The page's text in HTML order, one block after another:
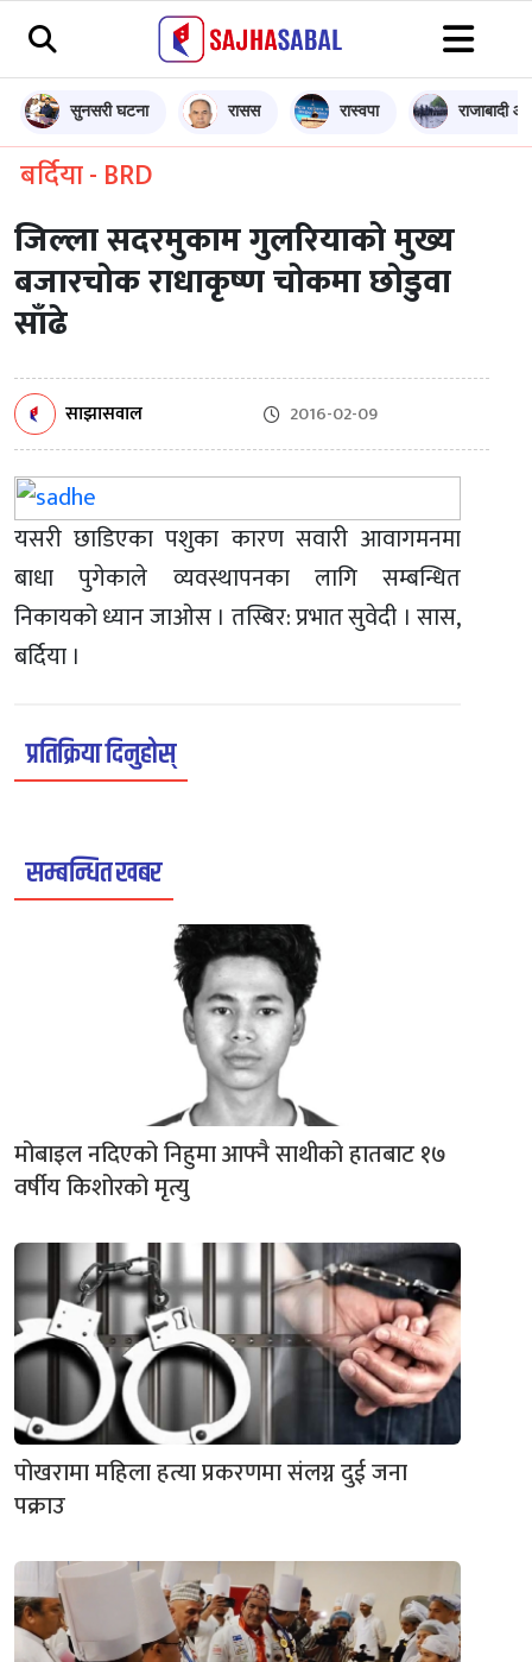
सुनसरी घटना रासस रास्वपा राजाबादी
बर्दिया - BRD
जिल्ला सदरमुकाम गुलरियाको मुख्य
बजारचोक राधाकृष्ण चोकमा छोडुवा
साँढे
साझासवाल 2016-02-09
यसरी छाडिएका पशुका कारण सवारी आवागमनमा
बाधा पुगेकाले व्यवस्थापनका लागि सम्बन्धित
निकायको ध्यान जाओस । तस्बिर: प्रभात सुवेदी । सास,
बर्दिया ।
प्रतिक्रिया दिनुहोस्
सम्बन्धित खबर
मोबाइल नदिएको निहुमा आफ्नै साथीको हातबाट १७
वर्षीय किशोरको मृत्यु
पोखरामा महिला हत्या प्रकरणमा संलग्न दुई जना
पक्राउ